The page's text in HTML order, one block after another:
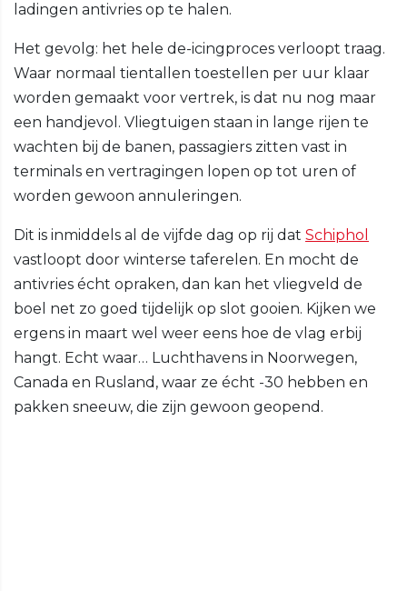
ladingen antivries op te halen.
Het gevolg: het hele de-icingproces verloopt traag.
Waar normaal tientallen toestellen per uur klaar
worden gemaakt voor vertrek, is dat nu nog maar
een handjevol. Vliegtuigen staan in lange rijen te
wachten bij de banen, passagiers zitten vast in
terminals en vertragingen lopen op tot uren of
worden gewoon annuleringen.
Dit is inmiddels al de vijfde dag op rij dat Schiphol
vastloopt door winterse taferelen. En mocht de
antivries écht opraken, dan kan het vliegveld de
boel net zo goed tijdelijk op slot gooien. Kijken we
ergens in maart wel weer eens hoe de vlag erbij
hangt. Echt waar… Luchthavens in Noorwegen,
Canada en Rusland, waar ze écht -30 hebben en
pakken sneeuw, die zijn gewoon geopend.